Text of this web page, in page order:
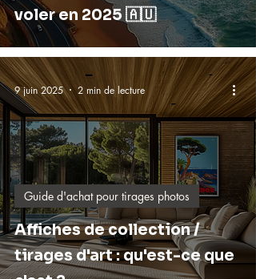
voler en 2025 🇦🇺
Affiches de collection /
tirages d'art : qu'est-ce que
Guide d'achat pour tirages photos
9 juin 2025 2 min de lecture